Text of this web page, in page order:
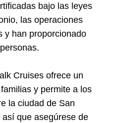
bajo las leyes
las operaciones
y han proporcionado
Cruises ofrece un
y permite a los
la ciudad de San
que asegúrese de